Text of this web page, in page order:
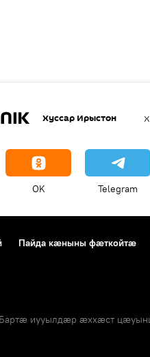
Хуссар Ирыстон
OK Telegram
Пайда кӕныны фӕткойтӕ
иууылдӕр ӕххӕст